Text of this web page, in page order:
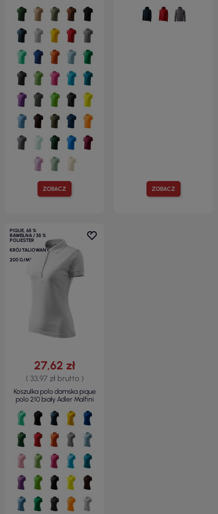
ZOBACZ ZOBACZ
PIQUE, 65 %
BAWEŁNA / 35 %
POLIESTER
KRÓJ TALIOWANY
200 G/M²
27,62 zł
( 33,97 zł brutto )
Koszulka polo damska pique
polo 210 biały Adler Malfini